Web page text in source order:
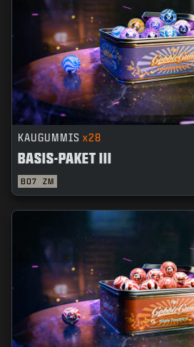
KAUGUMMIS x28
BASIS-PAKET III
BO7 ZM